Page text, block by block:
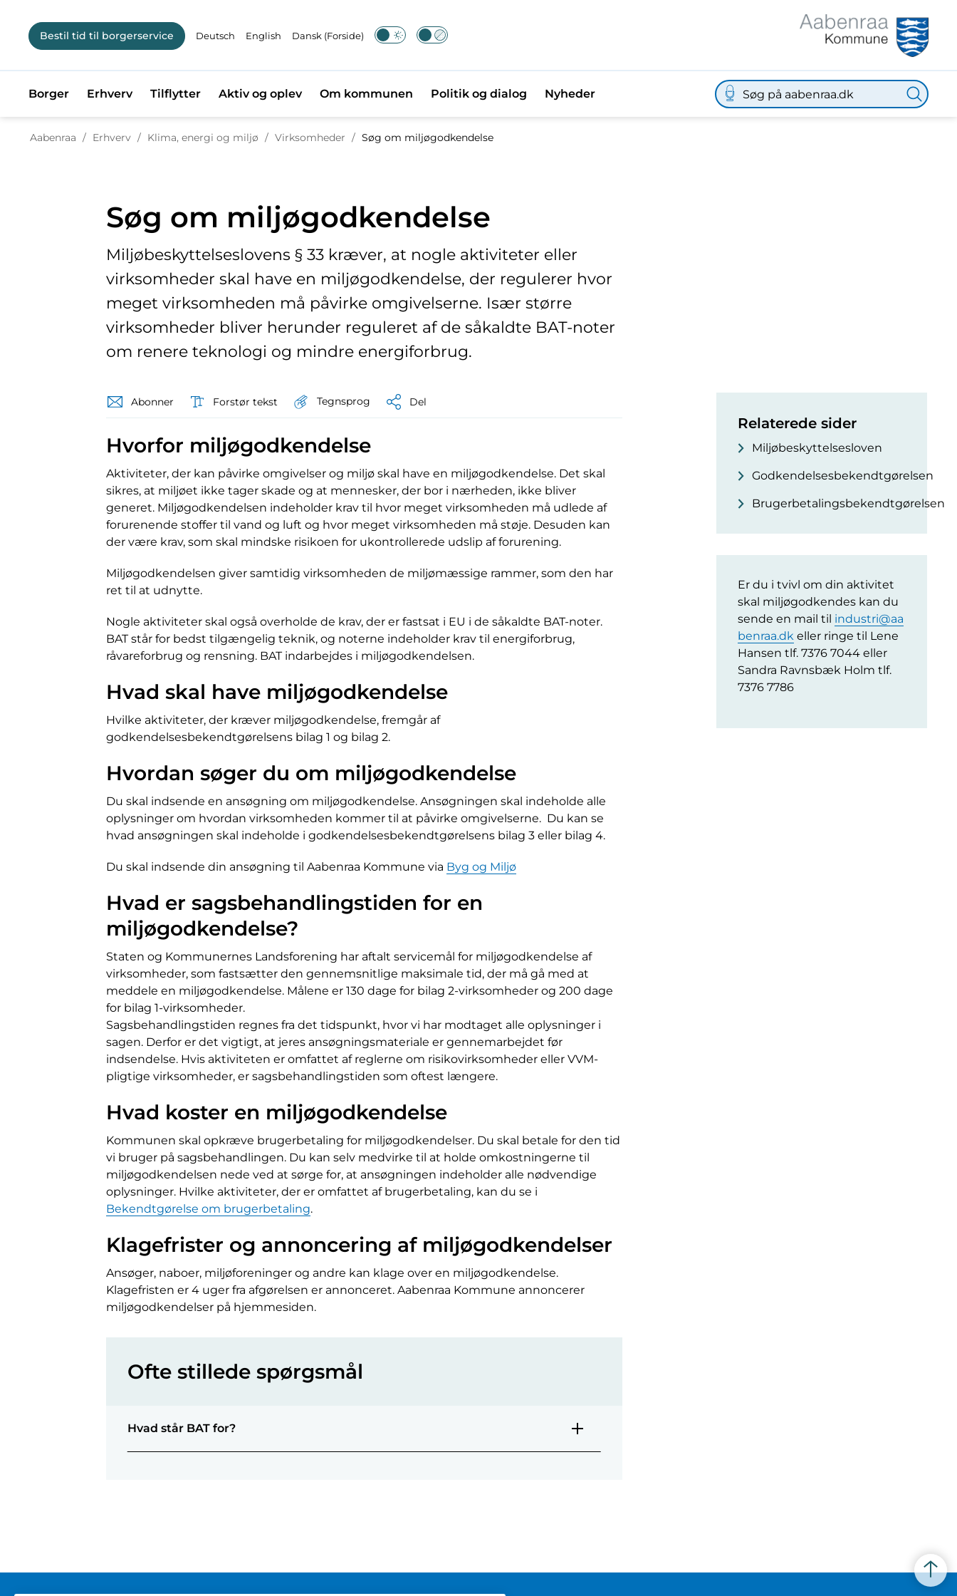
Bestil tid til borgerservice Deutsch English Dansk (Forside)
Borger Erhverv Tilflytter Aktiv og oplev Om kommunen Politik og dialog Nyheder
Aabenraa / Erhverv / Klima, energi og miljø / Tilbage til
Virksomheder / Søg om miljøgodkendelse
Søg om miljøgodkendelse
Miljøbeskyttelseslovens § 33 kræver, at nogle aktiviteter eller
virksomheder skal have en miljøgodkendelse, der regulerer hvor
meget virksomheden må påvirke omgivelserne. Især større
virksomheder bliver herunder reguleret af de såkaldte BAT-noter
om renere teknologi og mindre energiforbrug.
Abonner Forstør tekst Tegnsprog Del
Hvorfor miljøgodkendelse
Aktiviteter, der kan påvirke omgivelser og miljø skal have en miljøgodkendelse. Det skal
sikres, at miljøet ikke tager skade og at mennesker, der bor i nærheden, ikke bliver
generet. Miljøgodkendelsen indeholder krav til hvor meget virksomheden må udlede af
forurenende stoffer til vand og luft og hvor meget virksomheden må støje. Desuden kan
der være krav, som skal mindske risikoen for ukontrollerede udslip af forurening.
Miljøgodkendelsen giver samtidig virksomheden de miljømæssige rammer, som den har
ret til at udnytte.
Nogle aktiviteter skal også overholde de krav, der er fastsat i EU i de såkaldte BAT-noter.
BAT står for bedst tilgængelig teknik, og noterne indeholder krav til energiforbrug,
råvareforbrug og rensning. BAT indarbejdes i miljøgodkendelsen.
Hvad skal have miljøgodkendelse
Hvilke aktiviteter, der kræver miljøgodkendelse, fremgår af
godkendelsesbekendtgørelsens bilag 1 og bilag 2.
Hvordan søger du om miljøgodkendelse
Du skal indsende en ansøgning om miljøgodkendelse. Ansøgningen skal indeholde alle
oplysninger om hvordan virksomheden kommer til at påvirke omgivelserne. Du kan se
hvad ansøgningen skal indeholde i godkendelsesbekendtgørelsens bilag 3 eller bilag 4.
Du skal indsende din ansøgning til Aabenraa Kommune via Byg og Miljø
Hvad er sagsbehandlingstiden for en
miljøgodkendelse?
Staten og Kommunernes Landsforening har aftalt servicemål for miljøgodkendelse af
virksomheder, som fastsætter den gennemsnitlige maksimale tid, der må gå med at
meddele en miljøgodkendelse. Målene er 130 dage for bilag 2-virksomheder og 200 dage
for bilag 1-virksomheder.
Sagsbehandlingstiden regnes fra det tidspunkt, hvor vi har modtaget alle oplysninger i
sagen. Derfor er det vigtigt, at jeres ansøgningsmateriale er gennemarbejdet før
indsendelse. Hvis aktiviteten er omfattet af reglerne om risikovirksomheder eller VVM-
pligtige virksomheder, er sagsbehandlingstiden som oftest længere.
Hvad koster en miljøgodkendelse
Kommunen skal opkræve brugerbetaling for miljøgodkendelser. Du skal betale for den tid
vi bruger på sagsbehandlingen. Du kan selv medvirke til at holde omkostningerne til
miljøgodkendelsen nede ved at sørge for, at ansøgningen indeholder alle nødvendige
oplysninger. Hvilke aktiviteter, der er omfattet af brugerbetaling, kan du se i
Bekendtgørelse om brugerbetaling.
Klagefrister og annoncering af miljøgodkendelser
Ansøger, naboer, miljøforeninger og andre kan klage over en miljøgodkendelse.
Klagefristen er 4 uger fra afgørelsen er annonceret. Aabenraa Kommune annoncerer
miljøgodkendelser på hjemmesiden.
Ofte stillede spørgsmål
Hvad står BAT for?
Relaterede sider
Miljøbeskyttelsesloven
Godkendelsesbekendtgørelsen
Brugerbetalingsbekendtgørelsen
Er du i tvivl om din aktivitet
skal miljøgodkendes kan du
sende en mail til industri@aa
benraa.dkeller ringe til Lene
Hansen tlf. 7376 7044 eller
Sandra Ravnsbæk Holm tlf.
7376 7786